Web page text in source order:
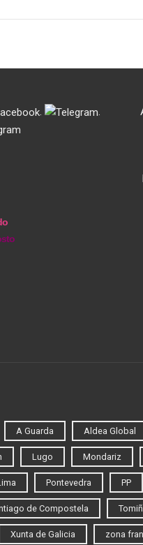
. .
A Guarda Aldea Global
Lugo Mondariz
Pontevedra PP
de Compostela
Xunta de Galicia zona